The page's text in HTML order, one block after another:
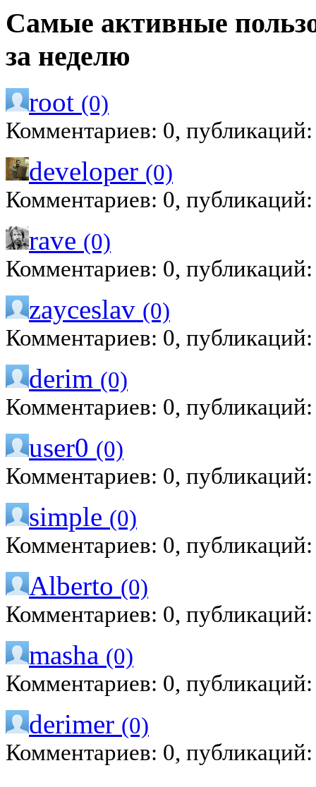
Самые активные
за неделю
root (0)
Комментариев: 0,
developer (0)
Комментариев: 0,
rave (0)
Комментариев: 0,
zayceslav (0)
Комментариев: 0,
derim (0)
Комментариев: 0,
user0 (0)
Комментариев: 0,
simple (0)
Комментариев: 0,
Alberto (0)
Комментариев: 0,
masha (0)
Комментариев: 0,
derimer (0)
Комментариев: 0,